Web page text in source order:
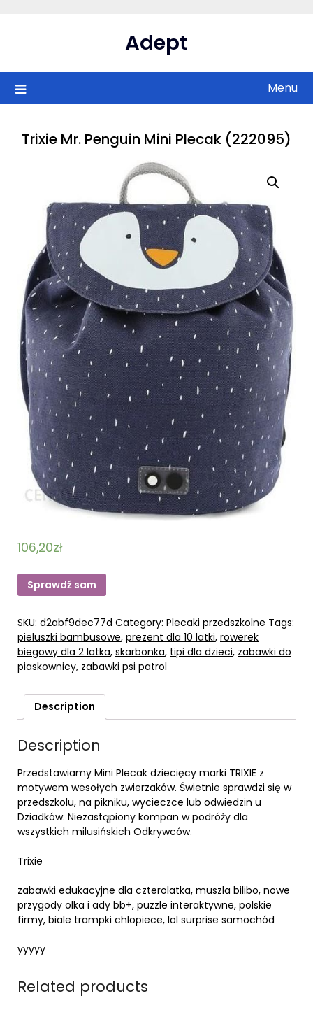
Adept
Menu
Trixie Mr. Penguin Mini Plecak (222095)
106,20zł
Sprawdź sam
SKU: d2abf9dec77d Category: Plecaki przedszkolne Tags:
pieluszki bambusowe, prezent dla 10 latki, rowerek
biegowy dla 2 latka, skarbonka, tipi dla dzieci, zabawki do
piaskownicy, zabawki psi patrol
Description
Description
Przedstawiamy Mini Plecak dziecięcy marki TRIXIE z
motywem wesołych zwierzaków. Świetnie sprawdzi się w
przedszkolu, na pikniku, wycieczce lub odwiedzin u
Dziadków. Niezastąpiony kompan w podróży dla
wszystkich milusińskich Odkrywców.
Trixie
zabawki edukacyjne dla czterolatka, muszla bilibo, nowe
przygody olka i ady bb+, puzzle interaktywne, polskie
firmy, biale trampki chlopiece, lol surprise samochód
yyyyy
Related products